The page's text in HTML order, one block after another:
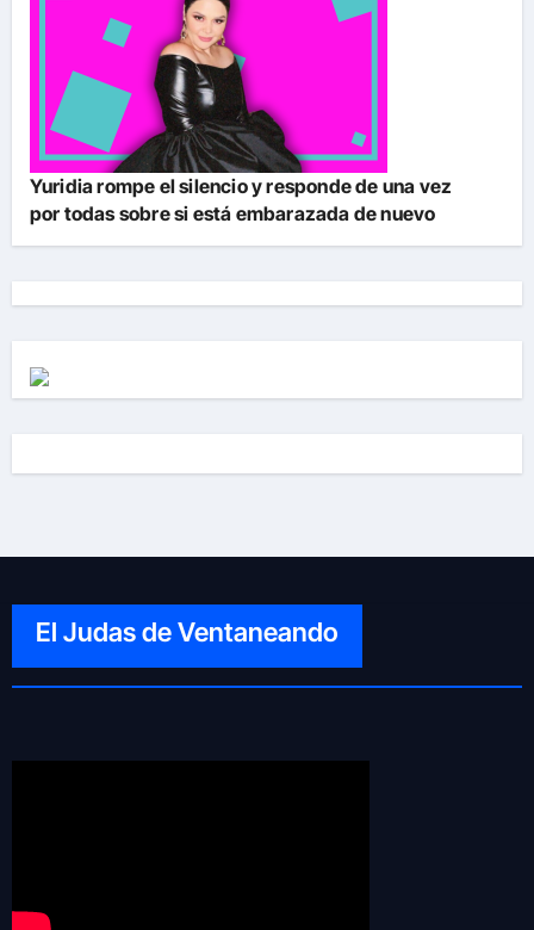
Yuridia rompe el silencio y responde de una vez
por todas sobre si está embarazada de nuevo
El Judas de Ventaneando